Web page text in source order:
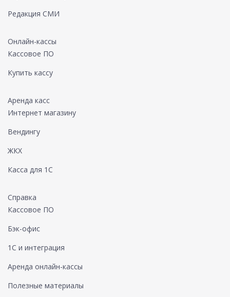
Редакция СМИ
Онлайн-кассы
Кассовое ПО
Купить кассу
Аренда касс
Интернет магазину
Вендингу
ЖКХ
Касса для 1С
Справка
Кассовое ПО
Бэк-офис
1С и интеграция
Аренда онлайн-кассы
Полезные материалы